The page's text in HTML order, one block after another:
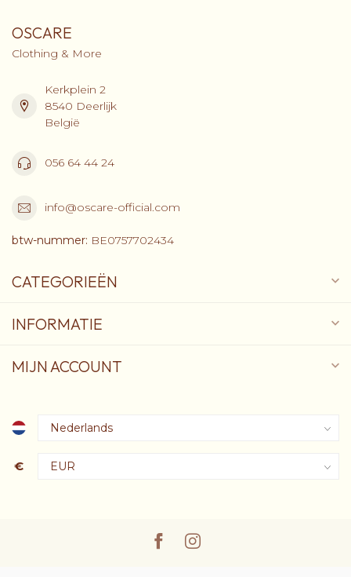
OSCARE
Clothing & More
Kerkplein 2
8540 Deerlijk
België
056 64 44 24
info@oscare-official.com
btw-nummer: BE0757702434
CATEGORIEËN
INFORMATIE
MIJN ACCOUNT
€